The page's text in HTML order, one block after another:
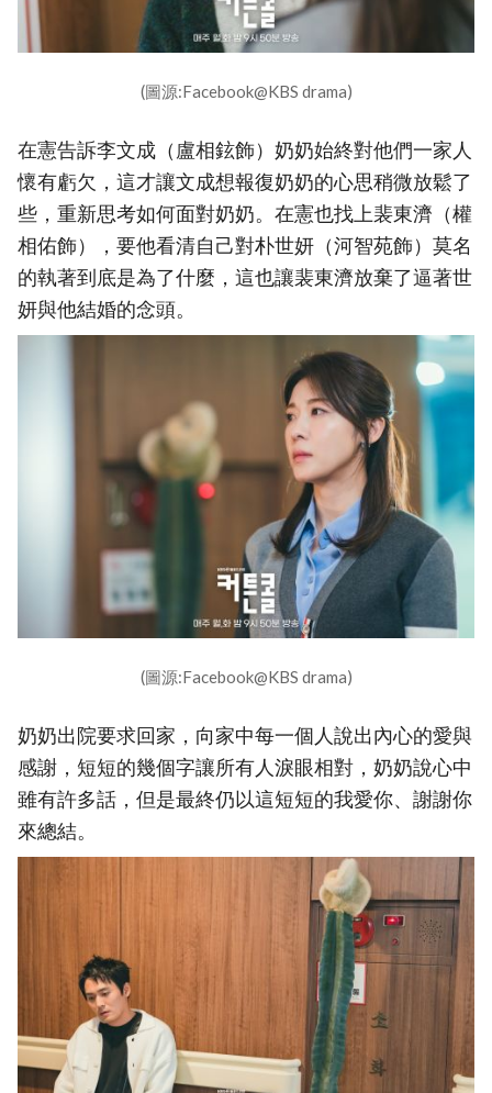
(圖源:Facebook@KBS drama)
在憲告訴李文成（盧相鉉飾）奶奶始終對他們一家人
懷有虧欠，這才讓文成想報復奶奶的心思稍微放鬆了
些，重新思考如何面對奶奶。在憲也找上裴東濟（權
相佑飾），要他看清自己對朴世妍（河智苑飾）莫名
的執著到底是為了什麼，這也讓裴東濟放棄了逼著世
妍與他結婚的念頭。
(圖源:Facebook@KBS drama)
奶奶出院要求回家，向家中每一個人說出內心的愛與
感謝，短短的幾個字讓所有人淚眼相對，奶奶說心中
雖有許多話，但是最終仍以這短短的我愛你、謝謝你
來總結。